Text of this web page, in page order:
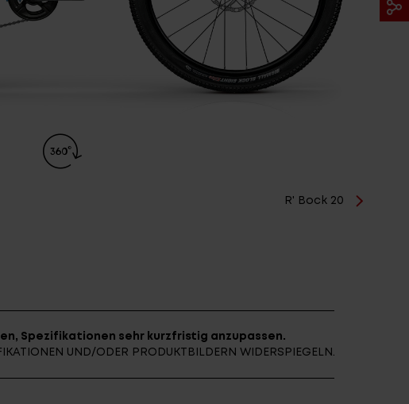
R' Bock 20
Spezifikationen sehr kurzfristig anzupassen.
UND/ODER PRODUKTBILDERN WIDERSPIEGELN.